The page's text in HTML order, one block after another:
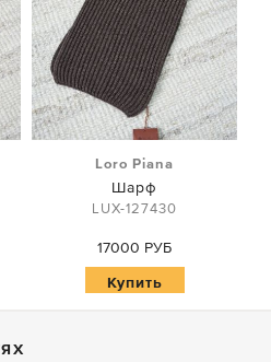
Loro Piana
Шарф
LUX-127430
17000 РУБ
Купить